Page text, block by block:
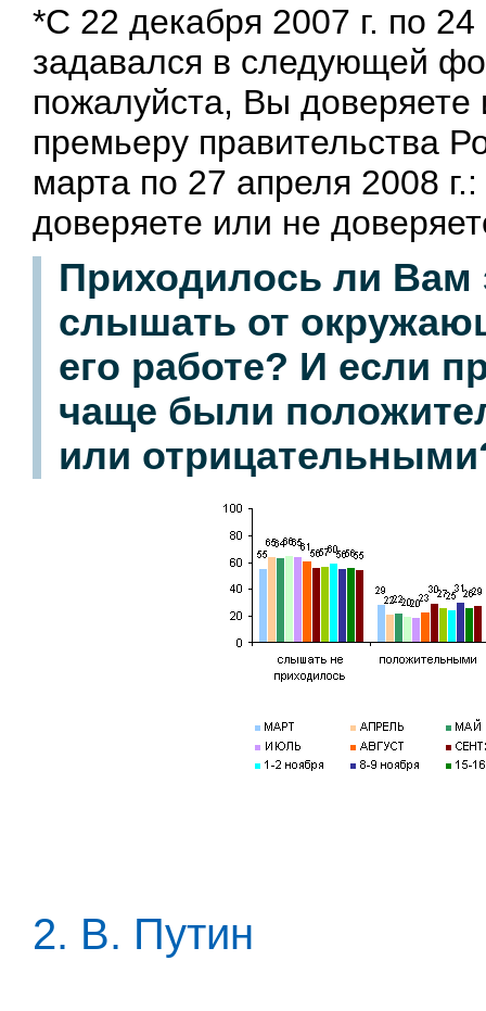
*С 22 декабря 2007 г. по
задавался в следующей
пожалуйста, Вы
премьеру правительства
марта по 27 апреля 2008
доверяете или не
Приходилось ли
слышать от
его работе? И если
чаще были
или
2. В. Путин